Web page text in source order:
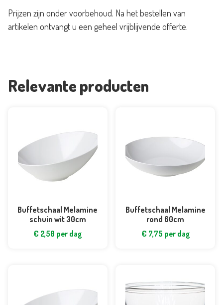
270x270mm
(g)
Prijzen zijn onder voorbehoud. Na het bestellen van
artikelen ontvangt u een geheel vrijblijvende offerte.
Relevante producten
Buffetschaal Melamine
schuin wit 30cm
€ 2,50 per dag
Buffetschaal Melamine
rond 60cm
€ 7,75 per dag